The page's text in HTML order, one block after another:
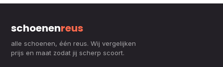
schoenenreus
alle schoenen, één reus. Wij vergelijken
prijs en maat zodat jij scherp scoort.